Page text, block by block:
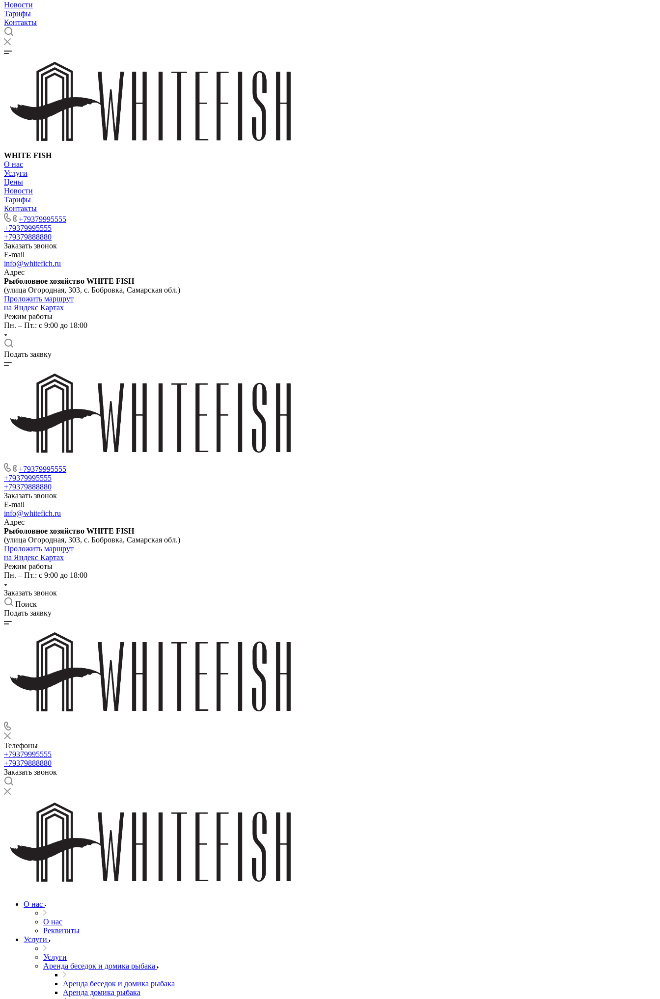
Новости
Тарифы
Контакты
WHITE FISH
О нас
Услуги
Цены
Новости
Тарифы
Контакты
+79379995555
+79379995555
+79379888880
Заказать звонок
E-mail
info@whitefich.ru
Адрес
Рыболовное хозяйство WHITE FISH
(улица Огородная, 303, с. Бобровка, Самарская обл.)
Проложить маршрут
на Яндекс Картах
Режим работы
Пн. – Пт.: с 9:00 до 18:00
Подать заявку
+79379995555
+79379995555
+79379888880
Заказать звонок
E-mail
info@whitefich.ru
Адрес
Рыболовное хозяйство WHITE FISH
(улица Огородная, 303, с. Бобровка, Самарская обл.)
Проложить маршрут
на Яндекс Картах
Режим работы
Пн. – Пт.: с 9:00 до 18:00
Заказать звонок
Поиск
Подать заявку
Телефоны
+79379995555
+79379888880
Заказать звонок
О нас
О нас
Реквизиты
Услуги
Услуги
Аренда беседок и домика рыбака
Аренда беседок и домика рыбака
Аренда домика рыбака